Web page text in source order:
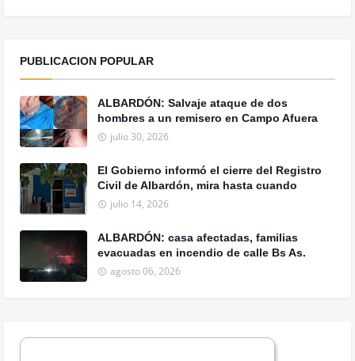
PUBLICACION POPULAR
ALBARDÓN: Salvaje ataque de dos
hombres a un remisero en Campo Afuera
julio 30, 2026
El Gobierno informó el cierre del Registro
Civil de Albardón, mira hasta cuando
julio 14, 2026
ALBARDÓN: casa afectadas, familias
evacuadas en incendio de calle Bs As.
agosto 06, 2026